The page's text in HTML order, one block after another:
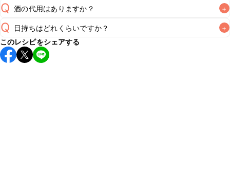
A
Q 酒の代用はありますか？ +
A
Q 日持ちはどれくらいですか？ +
保存期間は冷蔵で翌日中が目安です。なるべくお早めにお召
し上がりください。
このレシピをシェアする